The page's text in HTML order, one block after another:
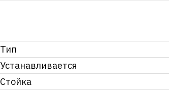
Тип
Устанавливается
Стойка